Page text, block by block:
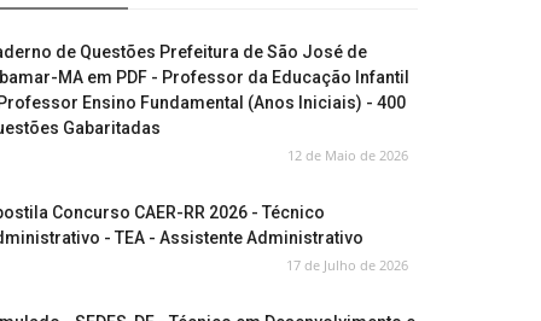
de Questões Prefeitura de São José de
MA em PDF - Professor da Educação Infantil
Ensino Fundamental (Anos Iniciais) - 400
Gabaritadas
12 de Maio de 2026
Concurso CAER-RR 2026 - Técnico
- TEA - Assistente Administrativo
17 de Julho de 2026